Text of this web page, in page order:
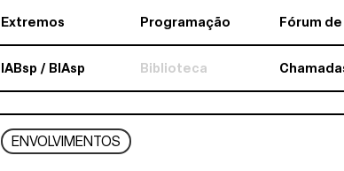
Extremos Programação Fórum
IABsp / BIAsp Biblioteca
ENVOLVIMENTOS